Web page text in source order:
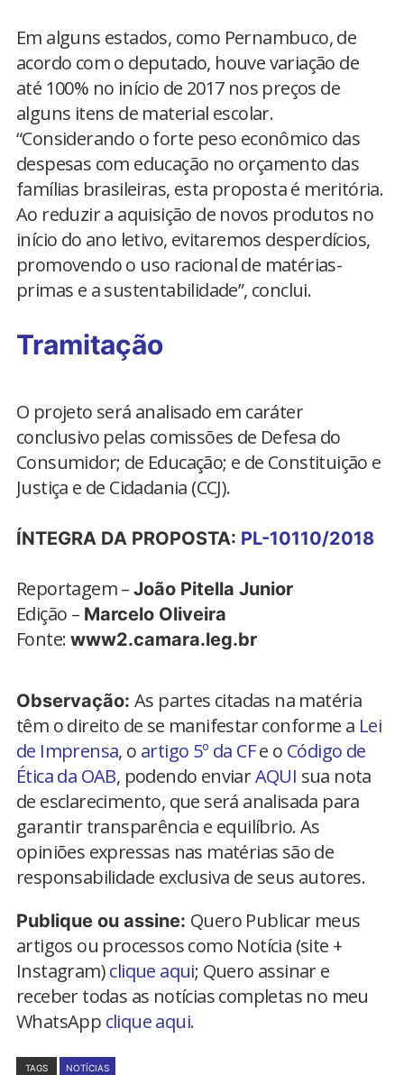
Em alguns estados, como Pernambuco, de
acordo com o deputado, houve variação de
até 100% no início de 2017 nos preços de
alguns itens de material escolar.
“Considerando o forte peso econômico das
despesas com educação no orçamento das
famílias brasileiras, esta proposta é meritória.
Ao reduzir a aquisição de novos produtos no
início do ano letivo, evitaremos desperdícios,
promovendo o uso racional de matérias-
primas e a sustentabilidade”, conclui.
Tramitação
O projeto será analisado em caráter
conclusivo pelas comissões de Defesa do
Consumidor; de Educação; e de Constituição e
Justiça e de Cidadania (CCJ).
ÍNTEGRA DA PROPOSTA: PL-10110/2018
Reportagem –João Pitella Junior
Edição – Marcelo Oliveira
Fonte: www2.camara.leg.br
Observação: As partes citadas na matéria
têm o direito de se manifestar conforme a Lei
de Imprensa, o artigo 5º da CFe o Código de
Ética da OAB, podendo enviarAQUI sua nota
de esclarecimento, que será analisada para
garantir transparência e equilíbrio. As
opiniões expressas nas matérias são de
responsabilidade exclusiva de seus autores.
Publique ou assine: Quero Publicar meus
artigos ou processos como Notícia (site +
Instagram)clique aqui; Quero assinar e
receber todas as notícias completas no meu
WhatsApp clique aqui.
TAGS NOTÍCIAS